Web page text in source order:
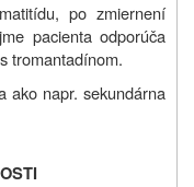
po zmiernení
pacienta odporúča
tromantadínom.
ako napr. sekundárna